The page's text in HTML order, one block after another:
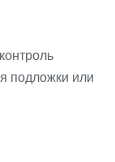
подложки или